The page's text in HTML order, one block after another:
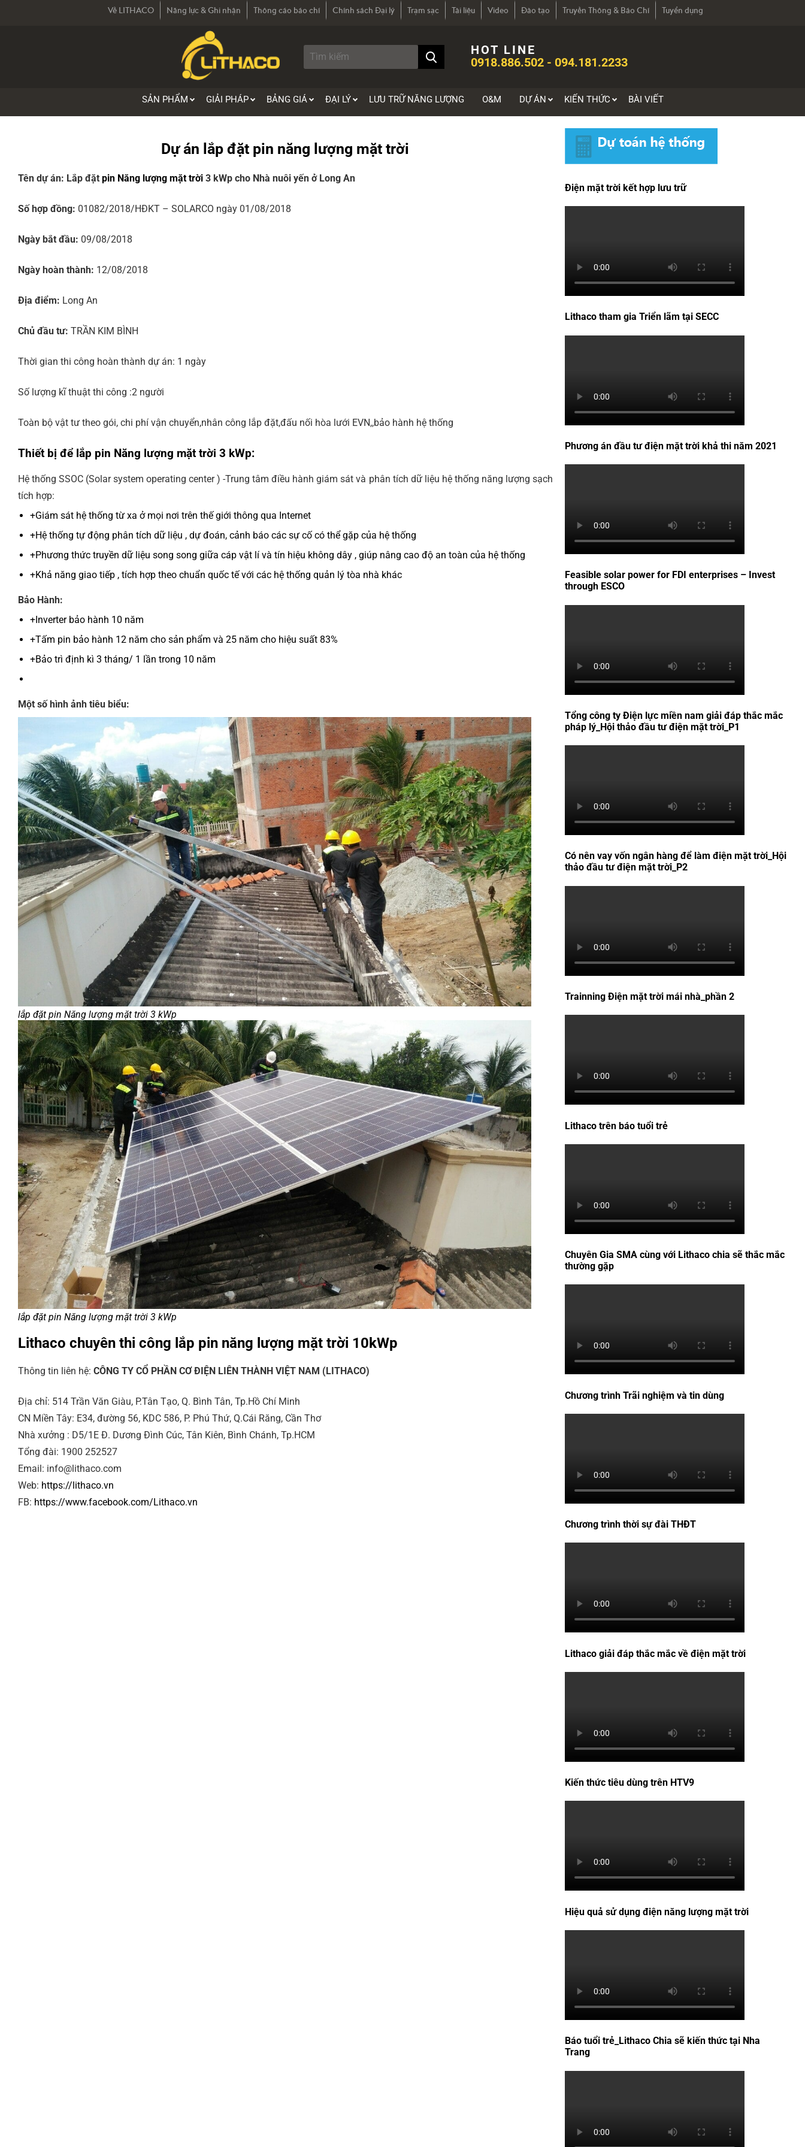
Về LITHACO Năng lực & Ghi nhận Thông cáo báo chí Chính sách Đại lý Trạm sạc Tài liệu Video Đào tạo Truyền Thông & Báo Chí Tuyển dụng
HOT LINE
0918.886.502 - 094.181.2233
SẢN PHẨM GIẢI PHÁP BẢNG GIÁ ĐẠI LÝ LƯU TRỮ NĂNG LƯỢNG O&M DỰ ÁN KIẾN THỨC BÀI VIẾT
Dự án lắp đặt pin năng lượng mặt trời
Tên dự án: Lắp đặt pin Năng lượng mặt trời 3 kWp cho Nhà nuôi yến ở Long An
Số hợp đồng: 01082/2018/HĐKT – SOLARCO ngày 01/08/2018
Ngày bắt đầu: 09/08/2018
Ngày hoàn thành: 12/08/2018
Địa điểm: Long An
Chủ đầu tư: TRẦN KIM BÌNH
Thời gian thi công hoàn thành dự án: 1 ngày
Số lượng kĩ thuật thi công :2 người
Toàn bộ vật tư theo gói, chi phí vận chuyển,nhân công lắp đặt,đấu nối hòa lưới EVN,,bảo hành hệ thống
Thiết bị để lắp pin Năng lượng mặt trời 3 kWp:
Hệ thống SSOC (Solar system operating center ) -Trung tâm điều hành giám sát và phân tích dữ liệu hệ thống năng lượng sạch
tích hợp:
+Giám sát hệ thống từ xa ở mọi nơi trên thế giới thông qua Internet
+Hệ thống tự động phân tích dữ liệu , dự đoán, cảnh báo các sự cố có thể gặp của hệ thống
+Phương thức truyền dữ liệu song song giữa cáp vật lí và tín hiệu không dây , giúp nâng cao độ an toàn của hệ thống
+Khả năng giao tiếp , tích hợp theo chuẩn quốc tế với các hệ thống quản lý tòa nhà khác
Bảo Hành:
+Inverter bảo hành 10 năm
+Tấm pin bảo hành 12 năm cho sản phẩm và 25 năm cho hiệu suất 83%
+Bảo trì định kì 3 tháng/ 1 lần trong 10 năm
Một số hình ảnh tiêu biểu:
lắp đặt pin Năng lượng mặt trời 3 kWp
lắp đặt pin Năng lượng mặt trời 3 kWp
Lithaco chuyên thi công lắp pin năng lượng mặt trời 10kWp
Thông tin liên hệ: CÔNG TY CỔ PHẦN CƠ ĐIỆN LIÊN THÀNH VIỆT NAM (LITHACO)
Địa chỉ: 514 Trần Văn Giàu, P.Tân Tạo, Q. Bình Tân, Tp.Hồ Chí Minh
CN Miền Tây: E34, đường 56, KDC 586, P. Phú Thứ, Q.Cái Răng, Cần Thơ
Nhà xưởng : D5/1E Đ. Dương Đình Cúc, Tân Kiên, Bình Chánh, Tp.HCM
Tổng đài: 1900 252527
Email: info@lithaco.com
Web: https://lithaco.vn
FB: https://www.facebook.com/Lithaco.vn
Điện mặt trời kết hợp lưu trữ
Lithaco tham gia Triển lãm tại SECC
Phương án đầu tư điện mặt trời khả thi năm 2021
Feasible solar power for FDI enterprises – Invest
through ESCO
Tổng công ty Điện lực miền nam giải đáp thắc mắc
pháp lý_Hội thảo đầu tư điện mặt trời_P1
Có nên vay vốn ngân hàng để làm điện mặt trời_Hội
thảo đầu tư điện mặt trời_P2
Trainning Điện mặt trời mái nhà_phần 2
Lithaco trên báo tuổi trẻ
Chuyên Gia SMA cùng với Lithaco chia sẽ thắc mắc
thường gặp
Chương trình Trãi nghiệm và tin dùng
Chương trình thời sự đài THĐT
Lithaco giải đáp thắc mắc về điện mặt trời
Kiến thức tiêu dùng trên HTV9
Hiệu quả sử dụng điện năng lượng mặt trời
Báo tuổi trẻ_Lithaco Chia sẽ kiến thức tại Nha
Trang